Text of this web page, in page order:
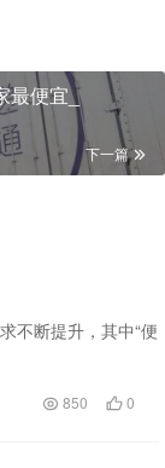
最便宜_
下一篇
不断提升，其中“便
850 0